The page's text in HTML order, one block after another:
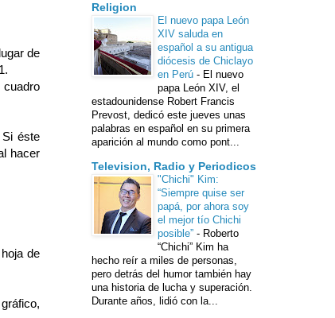
de
cuadro
éste
hacer
de
Religion
El nuevo papa León
XIV saluda en
español a su antigua
diócesis de Chiclayo
en Perú - El nuevo
papa León XIV, el
estadounidense Robert Francis
Prevost, dedicó este jueves unas
palabras en español en su primera
aparición al mundo como pont...
Television, Radio y Periodicos
"Chichi" Kim:
“Siempre quise ser
papá, por ahora soy
el mejor tío Chichi
posible” - Roberto
“Chichi” Kim ha
hecho reír a miles de personas,
pero detrás del humor también hay
una historia de lucha y superación.
Durante años, lidió con la...